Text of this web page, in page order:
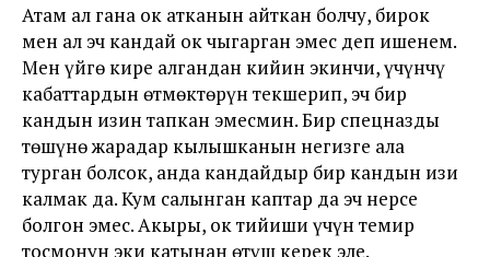
Атам ал гана ок атканын айткан болчу, бирок
мен ал эч кандай ок чыгарган эмес деп ишенем.
Мен үйгө кире алгандан кийин экинчи, үчүнчү
кабаттардын өтмөктөрүн текшерип, эч бир
кандын изин тапкан эмесмин. Бир спецназды
төшүнө жарадар кылышканын негизге ала
турган болсок, анда кандайдыр бир кандын изи
калмак да. Кум салынган каптар да эч нерсе
болгон эмес. Акыры, ок тийиши үчүн темир
тосмонун эки катынан өтүш керек эле.